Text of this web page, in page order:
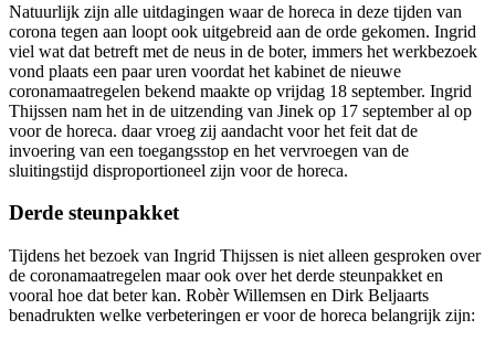
Natuurlijk zijn alle uitdagingen waar de horeca in deze tijden van
corona tegen aan loopt ook uitgebreid aan de orde gekomen. Ingrid
viel wat dat betreft met de neus in de boter, immers het werkbezoek
vond plaats een paar uren voordat het kabinet de nieuwe
coronamaatregelen bekend maakte op vrijdag 18 september. Ingrid
Thijssen nam het in de uitzending van Jinek op 17 september al op
voor de horeca. daar vroeg zij aandacht voor het feit dat de
invoering van een toegangsstop en het vervroegen van de
sluitingstijd disproportioneel zijn voor de horeca.
Derde steunpakket
Tijdens het bezoek van Ingrid Thijssen is niet alleen gesproken over
de coronamaatregelen maar ook over het derde steunpakket en
vooral hoe dat beter kan. Robèr Willemsen en Dirk Beljaarts
benadrukten welke verbeteringen er voor de horeca belangrijk zijn: